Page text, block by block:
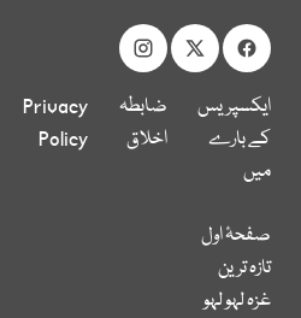
ایکسپریس
کے بارے
میں
ضابطہ
اخلاق
Privacy
Policy
صفحۂ اول
تازہ ترین
غزہ لہو لہو